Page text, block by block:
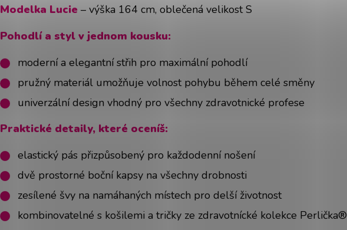
Modelka Lucie – výška 164 cm, oblečená velikost S
Pohodlí a styl v jednom kousku:
moderní a elegantní střih pro maximální pohodlí
pružný materiál umožňuje volnost pohybu během celé směny
univerzální design vhodný pro všechny zdravotnické profese
Praktické detaily, které oceníš:
elastický pás přizpůsobený pro každodenní nošení
dvě prostorné boční kapsy na všechny drobnosti
zesílené švy na namáhaných místech pro delší životnost
kombinovatelné s košilemi a tričky ze zdravotnícké kolekce Perlička®